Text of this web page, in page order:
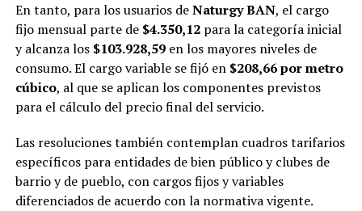
En tanto, para los usuarios deNaturgy BAN, el cargo
fijo mensual parte de $4.350,12para la categoría inicial
y alcanza los $103.928,59en los mayores niveles de
consumo. El cargo variable se fijó en $208,66 por metro
cúbico, al que se aplican los componentes previstos
para el cálculo del precio final del servicio.
Las resoluciones también contemplan cuadros tarifarios
específicos para entidades de bien público y clubes de
barrio y de pueblo, con cargos fijos y variables
diferenciados de acuerdo con la normativa vigente.